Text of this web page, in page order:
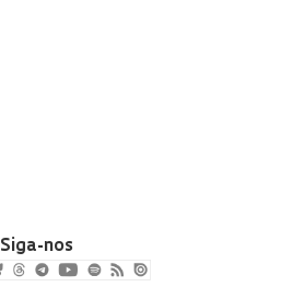
Siga-nos